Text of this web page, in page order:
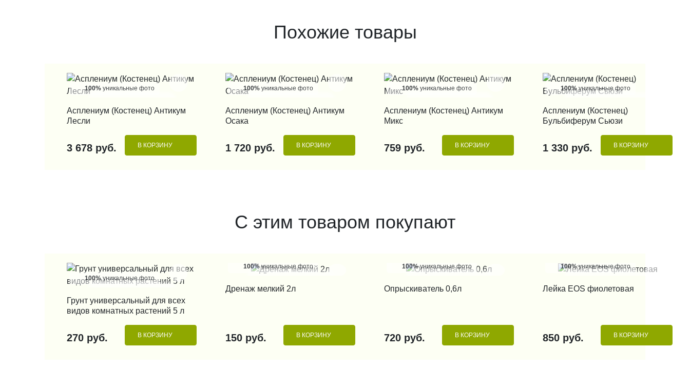
Похожие товары
100% уникальные фото
КУПИТЬ В 1 КЛИК
Асплениум (Костенец) Антикум
Лесли
3 678 руб. В КОРЗИНУ
100% уникальные фото
КУПИТЬ В 1 КЛИК
Асплениум (Костенец) Антикум
Осака
1 720 руб. В КОРЗИНУ
100% уникальные фото
КУПИТЬ В 1 КЛИК
Асплениум (Костенец) Антикум
Микс
759 руб. В КОРЗИНУ
100%уникальные фото
КУПИТЬ В 1 КЛИК
Асплениум (Костенец)
Бульбиферум Сьюзи
1 330 руб. В КОРЗИНУ
С этим товаром покупают
100%уникальные фото
КУПИТЬ В 1 КЛИК
Грунт универсальный для всех
видов комнатных растений 5 л
270 руб. В КОРЗИНУ
100%уникальные фото
Дренаж мелкий 2л
150 руб. В КОРЗИНУ
100%уникальные фото
Опрыскиватель 0,6л
720 руб. В КОРЗИНУ
100%уникальные фото
Лейка EOS фиолетовая
850 руб. В КОРЗИНУ